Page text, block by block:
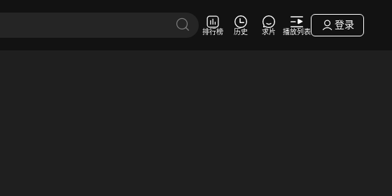
排行榜 历史 求片 播放列表
登录